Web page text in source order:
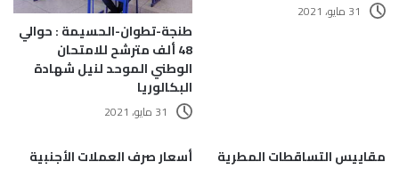
31 مايو، 2021
طنجة-تطوان-الحسيمة : حوالي
48 ألف مترشح للامتحان
الوطني الموحد لنيل شهادة
البكالوريا
31 مايو، 2021
مقاييس التساقطات المطرية
أسعار صرف العملات الأجنبية